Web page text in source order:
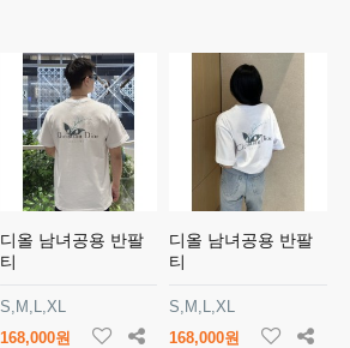
디올 남녀공용 반팔
티
S,M,L,XL
168,000원
디올 남녀공용 반팔
티
S,M,L,XL
168,000원